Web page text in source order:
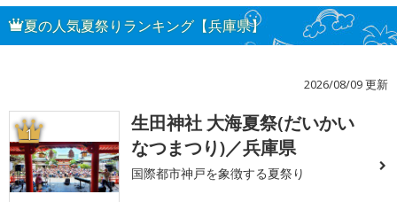
夏の人気夏祭りランキング【兵庫県】
2026/08/09 更新
1
生田神社 大海夏祭(だいかい
なつまつり)／兵庫県
国際都市神戸を象徴する夏祭り